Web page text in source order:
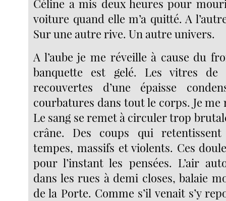
Céline a mis deux heures pour
voiture quand elle m’a quitté. A
Sur une autre rive. Un autre univers.
A l’aube je me réveille à cause du
banquette est gelé. Les vitres
recouvertes d’une épaisse
courbatures dans tout le corps. Je me
Le sang se remet à circuler trop
crâne. Des coups qui
tempes, massifs et violents. Ces
pour l’instant les pensées. L’air
dans les rues à demi closes, balaie
de la Porte. Comme s’il venait s’y